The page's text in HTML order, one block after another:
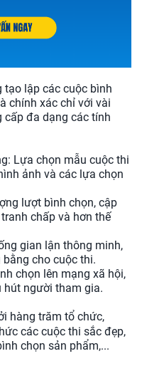
tạo lập các cuộc bình
chính xác chỉ với vài
cấp đa dạng các tính
Lựa chọn mẫu cuộc thi
ảnh và các lựa chọn
lượt bình chọn, cập
chấp và hơn thế
gian lận thông minh,
cho cuộc thi.
chọn lên mạng xã hội,
hút người tham gia.
hàng trăm tổ chức,
các cuộc thi sắc đẹp,
chọn sản phẩm,...